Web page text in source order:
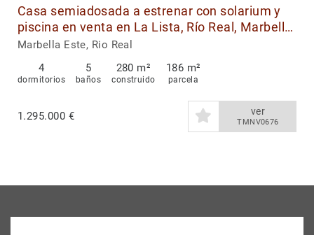
Casa semiadosada a estrenar con solarium y
piscina en venta en La Lista, Río Real, Marbella
Este
Marbella Este, Rio Real
4
dormitorios
5
baños
280 m²
construido
186 m²
parcela
1.295.000 € ver
TMNV0676